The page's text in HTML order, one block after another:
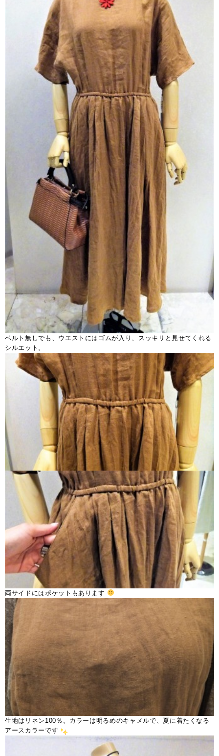
ベルト無しでも、ウエストにはゴムが入り、スッキリと見せてくれる
シルエット。
両サイドにはポケットもあります
生地はリネン100％。カラーは明るめのキャメルで、夏に着たくなる
アースカラーです